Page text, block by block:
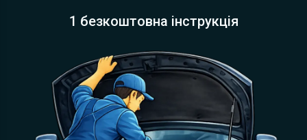
1 безкоштовна інструкція